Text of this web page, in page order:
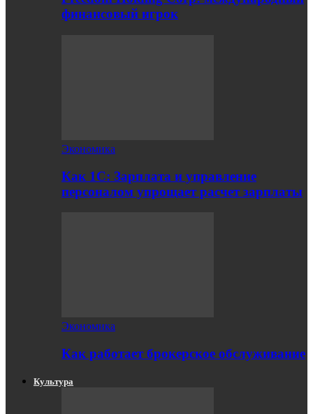
финансовый игрок
Экономика
Как 1С: Зарплата и управление
персоналом упрощает расчет зарплаты
Экономика
Как работает брокерское обслуживание
Культура